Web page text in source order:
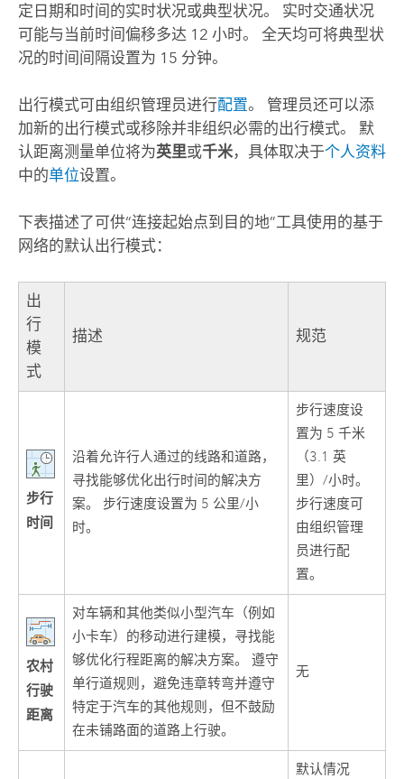
定日期和时间的实时状况或典型状况。 实时交通状况
可能与当前时间偏移多达 12 小时。 全天均可将典型状
况的时间间隔设置为 15 分钟。
出行模式可由组织管理员进行配置。 管理员还可以添
加新的出行模式或移除并非组织必需的出行模式。 默
认距离测量单位将为英里或千米，具体取决于个人资料
中的单位设置。
下表描述了可供“连接起始点到目的地”工具使用的基于
网络的默认出行模式：
出
行
模
式
描述 规范
步行
时间
沿着允许行人通过的线路和道路，
寻找能够优化出行时间的解决方
案。 步行速度设置为 5 公里/小
时。
步行速度设
置为 5 千米
（3.1 英
里）/小时。
步行速度可
由组织管理
员进行配
置。
农村
行驶
距离
对车辆和其他类似小型汽车（例如
小卡车）的移动进行建模，寻找能
够优化行程距离的解决方案。 遵守
单行道规则，避免违章转弯并遵守
特定于汽车的其他规则，但不鼓励
在未铺路面的道路上行驶。
无
默认情况